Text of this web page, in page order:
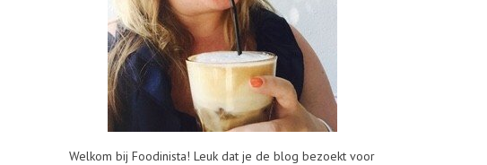
Welkom bij Foodinista! Leuk dat je de blog bezoekt voor